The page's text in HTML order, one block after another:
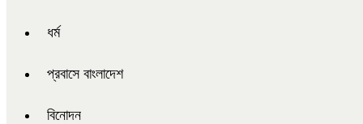
ধর্ম
প্রবাসে বাংলাদেশ
বিনোদন